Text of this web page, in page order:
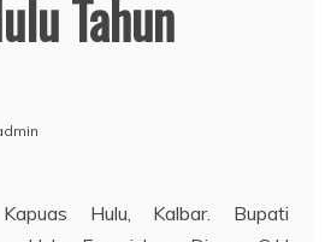
Tahun
Kapuas Hulu, Kalbar. Bupati